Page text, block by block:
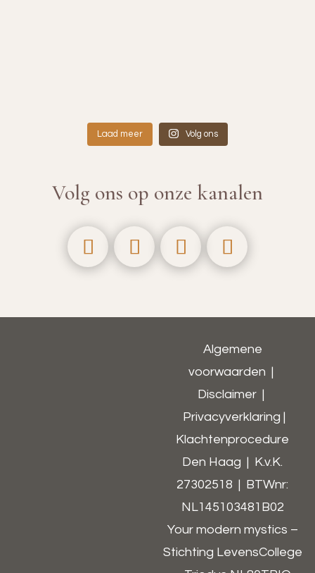
Laad meer Volg ons
Volg ons op onze kanalen
Algemene
voorwaarden |
Disclaimer |
Privacyverklaring |
Klachtenprocedure
Den Haag | K.v.K.
27302518 | BTWnr:
NL145103481B02​
Your modern mystics –
Stichting LevensCollege